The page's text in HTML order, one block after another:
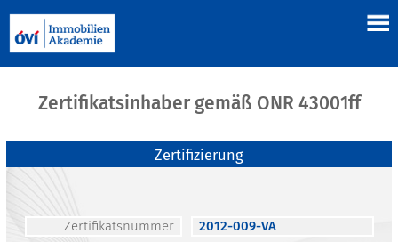
Zertifikatsinhaber gemäß ONR 43001ff
Zertifizierung
Zertifikatsnummer
2012-009-VA